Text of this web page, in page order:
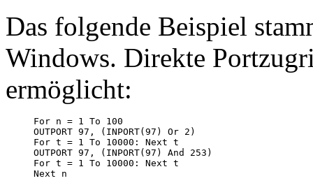
Das folgende Beispiel
Windows. Direkte
ermöglicht:
For n = 1 To 100
OUTPORT 97, (INPORT(97) Or 2)
For t = 1 To 10000: Next t
OUTPORT 97, (INPORT(97) And 253)
For t = 1 To 10000: Next t
Next n